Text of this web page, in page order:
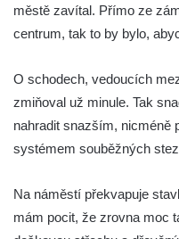
městě zavítal. Přímo ze
centrum, tak to by bylo,
O schodech, vedoucích
zmiňoval už minule. Tak
nahradit snazším, nicméně
systémem souběžných
Na náměstí překvapuje
mám pocit, že zrovna moc